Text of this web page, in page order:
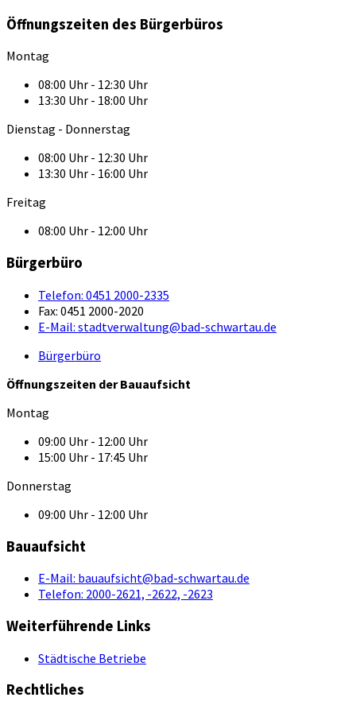
Öffnungszeiten des Bürgerbüros
Montag
08:00 Uhr - 12:30 Uhr
13:30 Uhr - 18:00 Uhr
Dienstag - Donnerstag
08:00 Uhr - 12:30 Uhr
13:30 Uhr - 16:00 Uhr
Freitag
08:00 Uhr - 12:00 Uhr
Bürgerbüro
Telefon: 0451 2000-2335
Fax: 0451 2000-2020
E-Mail: stadtverwaltung@bad-schwartau.de
Bürgerbüro
Öffnungszeiten der Bauaufsicht
Montag
09:00 Uhr - 12:00 Uhr
15:00 Uhr - 17:45 Uhr
Donnerstag
09:00 Uhr - 12:00 Uhr
Bauaufsicht
E-Mail: bauaufsicht@bad-schwartau.de
Telefon: 2000-2621, -2622, -2623
Weiterführende Links
Städtische Betriebe
Rechtliches